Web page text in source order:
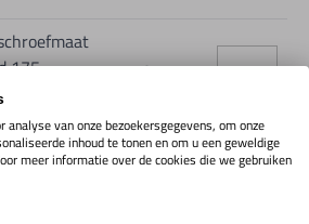
175-
Toon info
200-
analyse van onze bezoekersgegevens, om onze
inhoud te tonen en om u een geweldige
meer informatie over de cookies die we gebruiken